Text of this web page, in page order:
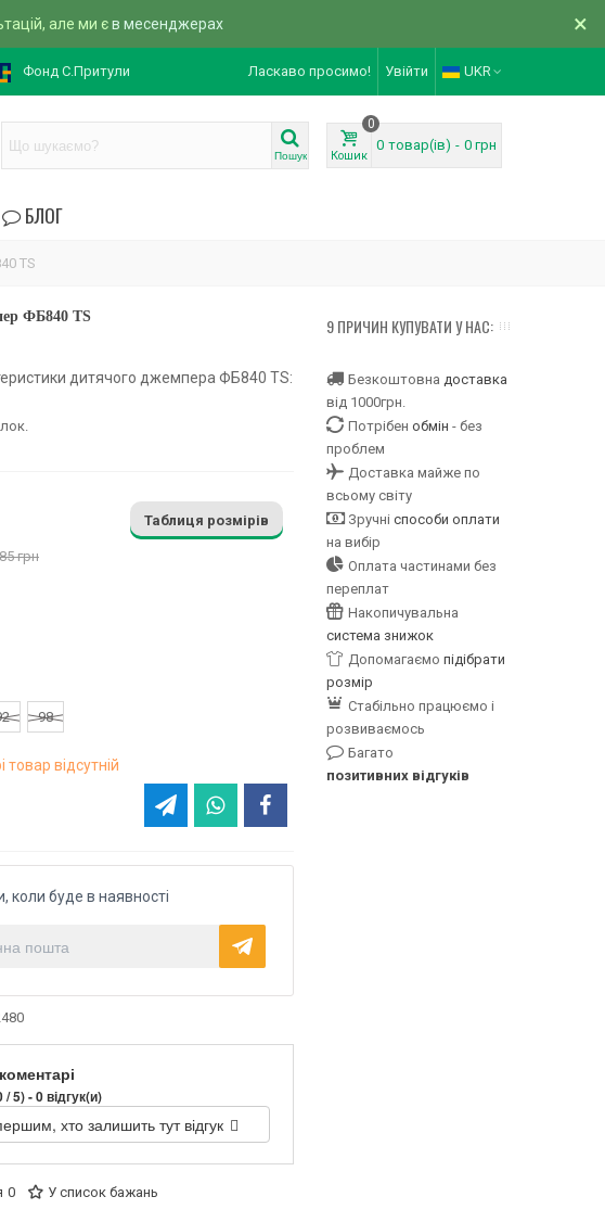
але ми єв месенджерах ×
Фонд С.Притули Ласкаво просимо! Увійти UKR
Пошук Кошик
0
0 товар(ів) - 0 грн
БЛОГ
TS
ФБ840 TS
дитячого джемпера ФБ840 TS:
грн
Таблиця розмірів
98
товар відсутній
коли буде в наявності
/ 5) - 0 відгук(и)
хто залишить тут відгук
0 У список бажань
9 ПРИЧИН КУПУВАТИ У НАС:
Безкоштовна доставка
від 1000грн.
Потрібен обмін - без
проблем
Доставка майже по
всьому світу
Зручні способи оплати
на вибір
Оплата частинами без
переплат
Накопичувальна
система знижок
Допомагаємо підібрати
розмір
Стабільно працюємо і
розвиваємось
Багато
позитивних відгуків